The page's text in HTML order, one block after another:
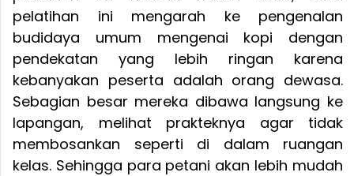
pelatihan ini mengarah ke pengenalan
budidaya umum mengenai kopi dengan
pendekatan yang lebih ringan karena
kebanyakan peserta adalah orang dewasa.
Sebagian besar mereka dibawa langsung ke
lapangan, melihat prakteknya agar tidak
membosankan seperti di dalam ruangan
kelas. Sehingga para petani akan lebih mudah